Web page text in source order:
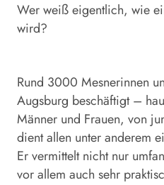
Wer weiß eigentlich, wie
wird?
Rund 3000 Mesnerinnen
Augsburg beschäftigt –
Männer und Frauen, von
dient allen unter anderem
Er vermittelt nicht nur
vor allem auch sehr